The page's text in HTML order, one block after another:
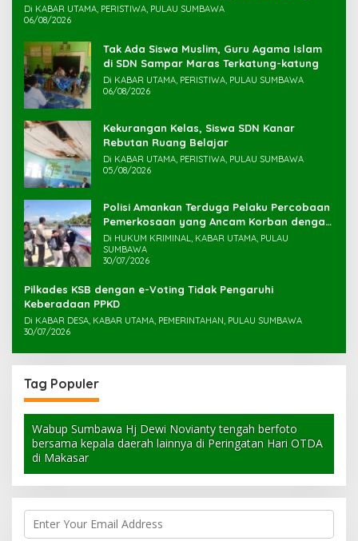
Di KABAR UTAMA, PERISTIWA, PULAU SUMBAWA
06/08/2026
Tak Ada Siswa Muslim, Guru Agama Islam
di SDN Sampar Maras Terkatung-katung ‎
Di KABAR UTAMA, PERISTIWA, PULAU SUMBAWA
06/08/2026
Kekurangan Kelas, Siswa SDN Kanar
Rebutan Ruang Belajar
Di KABAR UTAMA, PERISTIWA, PULAU SUMBAWA
05/08/2026
Polisi Amankan Terduga Pelaku Percobaan
Pemerkosaan yang Ancam Korban dengan
Parang
Di HUKUM KRIMINAL, KABAR UTAMA, PULAU
SUMBAWA
30/07/2026
Pilkades KSB dengan e-Voting Tidak Pengaruhi
Keberadaan PPKD
Di KABAR DESA, KABAR UTAMA, PEMERINTAHAN, PULAU SUMBAWA
30/07/2026
Tag Populer
Wabup Sumbawa Hj Dewi Novianty tengah berfoto
bersama kepala daerah lainnya di Peringatan Hari OTDA
di Makasar